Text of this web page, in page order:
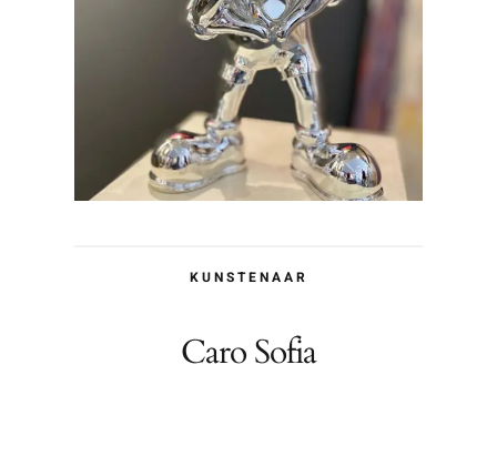
KUNSTENAAR
Caro Sofia